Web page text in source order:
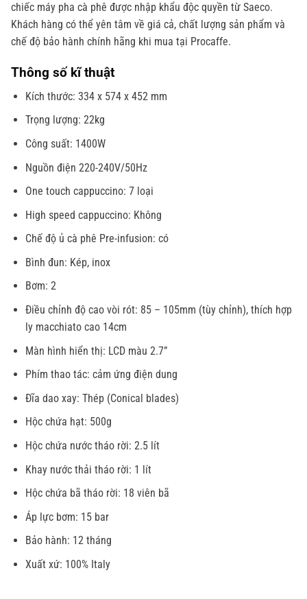
chiếc máy pha cà phê được nhập khẩu độc quyền từ Saeco.
Khách hàng có thể yên tâm về giá cả, chất lượng sản phẩm và
chế độ bảo hành chính hãng khi mua tại Procaffe.
Thông số kĩ thuật
Kích thước: 334 x 574 x 452 mm
Trọng lượng: 22kg
Công suất: 1400W
Nguồn điện 220-240V/50Hz
One touch cappuccino: 7 loại
High speed cappuccino: Không
Chế độ ủ cà phê Pre-infusion: có
Bình đun: Kép, inox
Bơm: 2
Điều chỉnh độ cao vòi rót: 85 – 105mm (tùy chỉnh), thích hợp
ly macchiato cao 14cm
Màn hình hiển thị: LCD màu 2.7”
Phím thao tác: cảm ứng điện dung
Đĩa dao xay: Thép (Conical blades)
Hộc chứa hạt: 500g
Hộc chứa nước tháo rời: 2.5 lít
Khay nước thải tháo rời: 1 lít
Hộc chứa bã tháo rời: 18 viên bã
Áp lực bơm: 15 bar
Bảo hành: 12 tháng
Xuất xứ: 100% Italy